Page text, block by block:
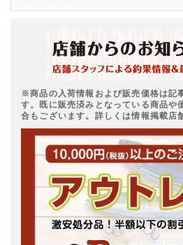
※商品の入荷情報および販売価格は記
す。既に販売済みとなっている商品や
合もございます。詳しくは情報掲載店